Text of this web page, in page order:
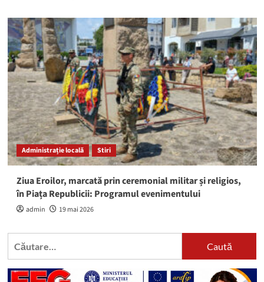
Administrație locală Stiri
Ziua Eroilor, marcată prin ceremonial militar și religios,
în Piața Republicii: Programul evenimentului
admin 19 mai 2026
Caută